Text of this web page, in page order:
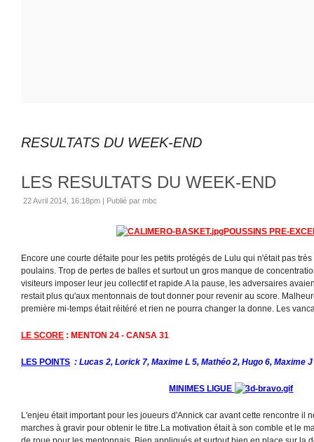
RESULTATS DU WEEK-END
LES RESULTATS DU WEEK-END
22 Avril 2014, 16:18pm | Publié par mbc
POUSSINS PRE-
Encore une courte défaite pour les petits protégés de Lulu qui n'était pas
poulains. Trop de pertes de balles et surtout un gros manque de
visiteurs imposer leur jeu collectif et rapide.A la pause, les adversaires
restait plus qu'aux mentonnais de tout donner pour revenir au score.
première mi-temps était réitéré et rien ne pourra changer la donne. Les
LE SCORE : MENTON 24 - CANSA 31
LES POINTS : Lucas 2, Lorick 7, Maxime L 5, Mathéo 2, Hugo 6, Maxime
MINIMES LIGUE
L'enjeu était important pour les joueurs d'Annick car avant cette rencontre il
marches à gravir pour obtenir le titre.La motivation était à son comble et le